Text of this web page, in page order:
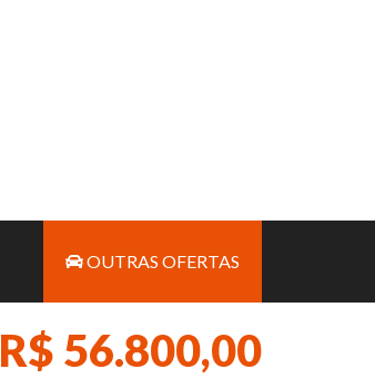
OUTRAS OFERTAS
R$ 56.800,00